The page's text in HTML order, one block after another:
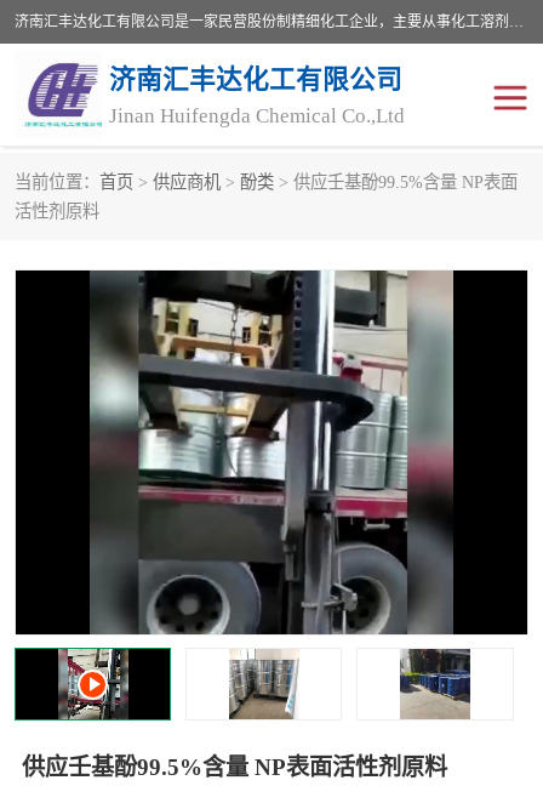
济南汇丰达化工有限公司是一家民营股份制精细化工企业，主要从事化工溶剂、药用辅料、合成中间体等深加工产品的研制开发、生产、销售和进出口贸易。主营产品：环氧丙烷，十二烷基苯，甲基磺酸，磺酸，DMF，DMAC，甘油，苯甲醇，乙酰氯，甲基丙烯酸，甲基丙烯酸甲酯，叔丁醇，异辛酸，二乙烯三胺，一乙，二乙‎，三乙醇胺，原乙酸三甲酯等化工产品及中间体。欢迎各界朋友洽谈咨询业务。
济南汇丰达化工有限公司
Jinan Huifengda Chemical Co.,Ltd
当前位置： 首页 > 供应商机 > 酚类 > 供应壬基酚99.5%含量 NP表面
活性剂原料
供应壬基酚99.5%含量 NP表面活性剂原料
胺类
醇类 醚类
酚类
羧酸衍生物 无机化工原料
有机溶剂
十二烷基苯
十二烷基苯磺酸 甲醇钠
三乙胺
丙二醇甲醚醋酸酯 丙酸乙酯